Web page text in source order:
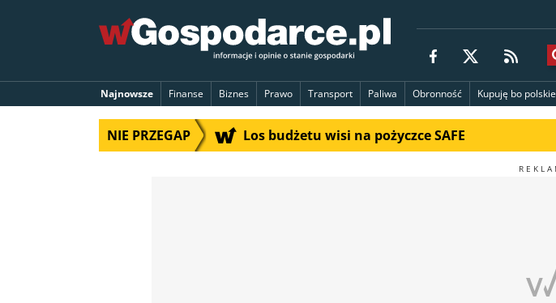
Najnowsze Finanse Biznes Prawo Transport Paliwa Obronność Kupuję bo polskie
NIE PRZEGAP Los budżetu wisi na pożyczce SAFE